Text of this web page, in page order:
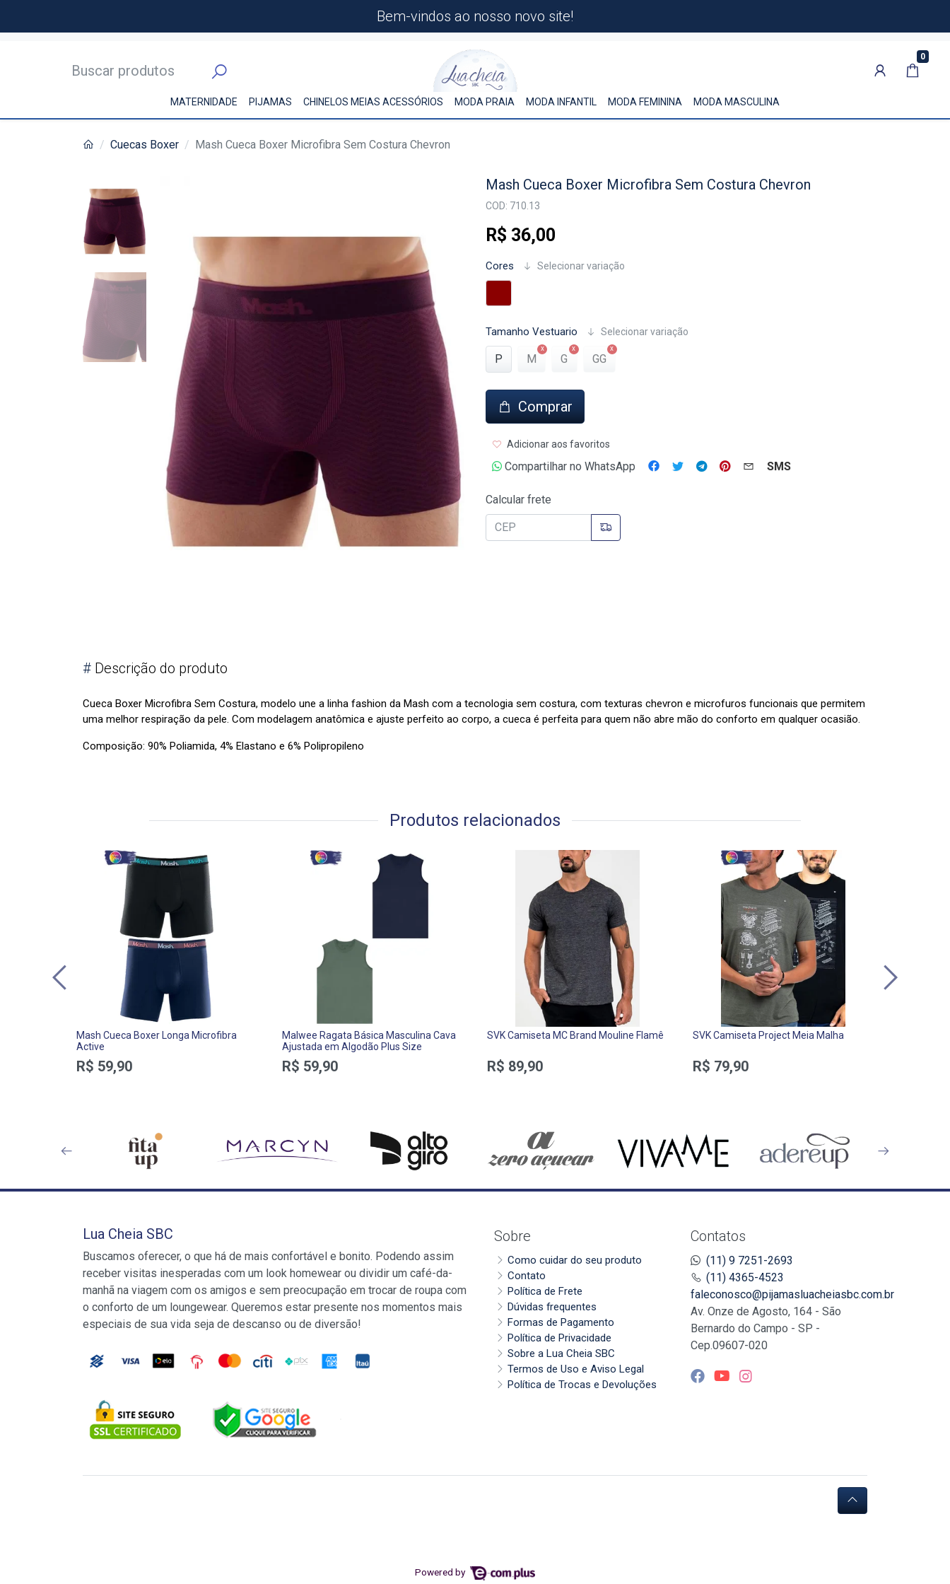
Bem-vindos ao nosso novo site!
0
MATERNIDADE PIJAMAS CHINELOS MEIAS ACESSÓRIOS MODA PRAIA MODA INFANTIL MODA FEMININA MODA MASCULINA
Cuecas Boxer Mash Cueca Boxer Microfibra Sem Costura Chevron
Mash Cueca Boxer Microfibra Sem Costura Chevron
COD: 710.13
R$ 36,00
Cores Selecionar variação
Tamanho Vestuario Selecionar variação
P M G GG
Comprar
Adicionar aos favoritos
Compartilhar no WhatsApp SMS
Calcular frete
# Descrição do produto
Cueca Boxer Microfibra Sem Costura, modelo une a linha fashion da Mash com a tecnologia sem costura, com texturas chevron e microfuros funcionais que permitem
uma melhor respiração da pele. Com modelagem anatômica e ajuste perfeito ao corpo, a cueca é perfeita para quem não abre mão do conforto em qualquer ocasião.
Composição: 90% Poliamida, 4% Elastano e 6% Polipropileno
Produtos relacionados
Mash Cueca Boxer Longa Microfibra
Active
R$ 59,90
Malwee Ragata Básica Masculina Cava
Ajustada em Algodão Plus Size
R$ 59,90
SVK Camiseta MC Brand Mouline Flamê
R$ 89,90
SVK Camiseta Project Meia Malha
R$ 79,90
Contatos
(11) 9 7251-2693
(11) 4365-4523
faleconosco@pijamasluacheiasbc.com.br
Av. Onze de Agosto, 164 - São
Bernardo do Campo - SP -
Cep.09607-020
Sobre
Como cuidar do seu produto
Contato
Política de Frete
Dúvidas frequentes
Formas de Pagamento
Política de Privacidade
Sobre a Lua Cheia SBC
Termos de Uso e Aviso Legal
Política de Trocas e Devoluções
Lua Cheia SBC
Buscamos oferecer, o que há de mais confortável e bonito. Podendo assim
receber visitas inesperadas com um look homewear ou dividir um café-da-
manhã na viagem com os amigos e sem preocupação em trocar de roupa com
o conforto de um loungewear. Queremos estar presente nos momentos mais
especiais de sua vida seja de descanso ou de diversão!
Powered by